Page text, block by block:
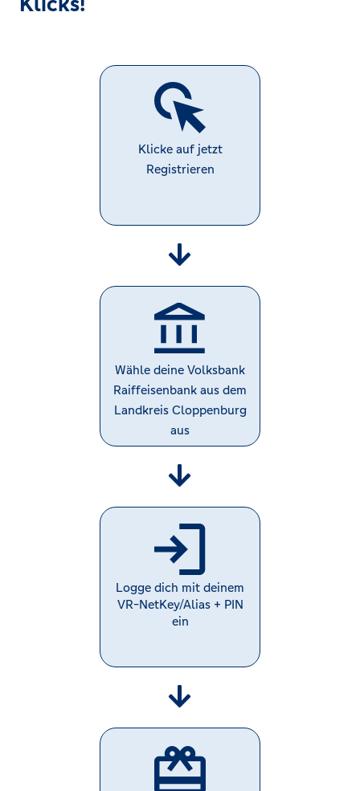
Klicke auf jetzt
Registrieren
Wähle deine Volksbank
Raiffeisenbank aus dem
Landkreis Cloppenburg
aus
Logge dich mit deinem
VR-NetKey/Alias + PIN
ein